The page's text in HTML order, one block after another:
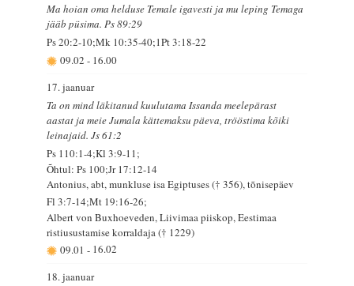
Ma hoian oma helduse Temale igavesti ja mu leping Temaga
jääb püsima. Ps 89:29
Ps 20:2-10;Mk 10:35-40;1Pt 3:18-22
09.02- 16.00
17. jaanuar
Ta on mind läkitanud kuulutama Issanda meelepärast
aastat ja meie Jumala kättemaksu päeva, trööstima kõiki
leinajaid. Js 61:2
Ps 110:1-4;Kl 3:9-11;
Õhtul: Ps 100;Jr 17:12-14
Antonius, abt, munkluse isa Egiptuses († 356), tõnisepäev
Fl 3:7-14;Mt 19:16-26;
Albert von Buxhoeveden, Liivimaa piiskop, Eestimaa
ristiusustamise korraldaja († 1229)
09.01- 16.02
18. jaanuar